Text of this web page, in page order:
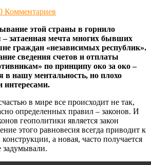
Комментариев
этой страны в горнило
затаенная мечта многих бывших
граждан «независимых республик».
сведения счетов и отплаты
по принципу око за око –
в нашу ментальность, но плохо
интересами.
в мире все происходит не так,
определенных правил – законов. И
геополитики является закон
этого равновесия всегда приводит к
а новая, часто получается
задумывали.